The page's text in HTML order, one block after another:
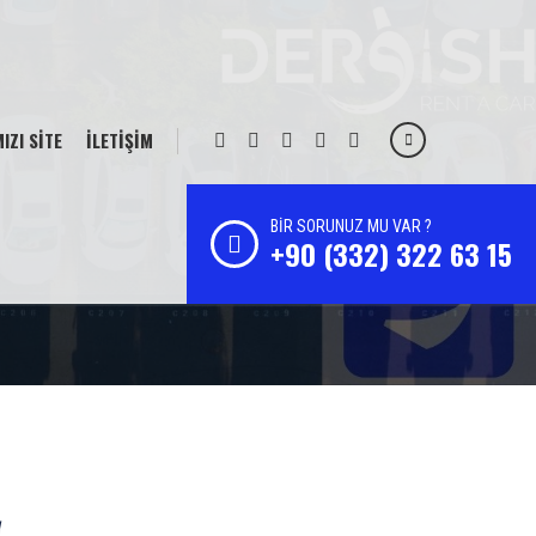
SİTE İLETİŞİM
BİR SORUNUZ MU VAR ?
+90 (332) 322 63 15